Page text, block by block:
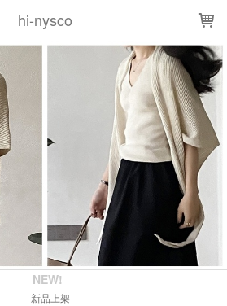
hi-nysco
NEW!
新品上架